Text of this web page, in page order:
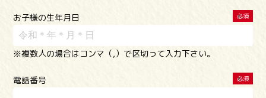
お子様の生年月日 必須
※複数人の場合はコンマ（,）で区切って入力下さい。
電話番号 必須